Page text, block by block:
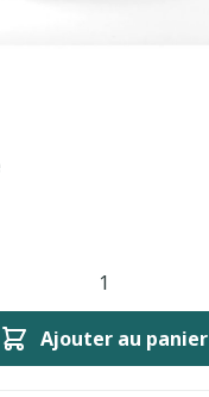
Ajouter au panier